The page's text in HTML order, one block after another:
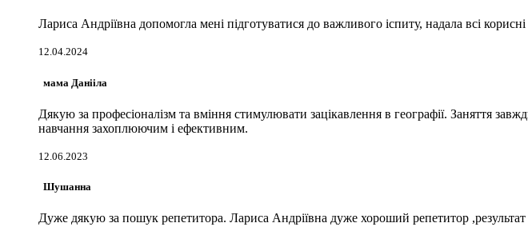
Лариса Андріївна допомогла мені підготуватися до важливого іспиту, надала всі
12.04.2024
мама Данііла
Дякую за професіоналізм та вміння стимулювати зацікавлення в географії. Заняття
навчання захоплюючим і ефективним.
12.06.2023
Шушанна
Дуже дякую за пошук репетитора. Лариса Андріївна дуже хороший репетитор